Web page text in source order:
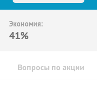
Экономия:
41%
Вопросы по акции